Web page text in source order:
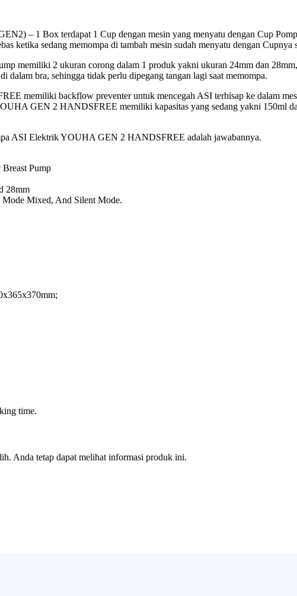
– 1 Box terdapat 1 Cup dengan mesin yang menyatu dengan Cup
ketika sedang memompa di tambah mesin sudah menyatu dengan
memiliki 2 ukuran corong dalam 1 produk yakni ukuran 24mm dan
dalam bra, sehingga tidak perlu dipegang tangan lagi saat memompa.
memiliki backflow preventer untuk mencegah ASI terhisap ke dalam
GEN 2 HANDSFREE memiliki kapasitas yang sedang yakni 150ml
ASI Elektrik YOUHA GEN 2 HANDSFREE adalah jawabannya.
Pump
28mm
Mode Mixed, And Silent Mode.
time.
Anda tetap dapat melihat informasi produk ini.